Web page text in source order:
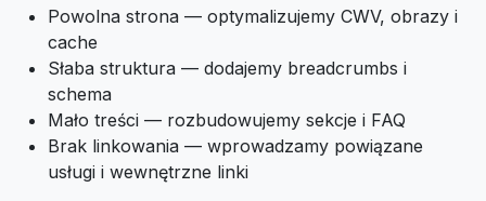
Powolna strona — optymalizujemy CWV, obrazy i
cache
Słaba struktura — dodajemy breadcrumbs i
schema
Mało treści — rozbudowujemy sekcje i FAQ
Brak linkowania — wprowadzamy powiązane
usługi i wewnętrzne linki